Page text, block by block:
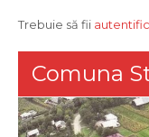
Trebuie să fii
Comuna